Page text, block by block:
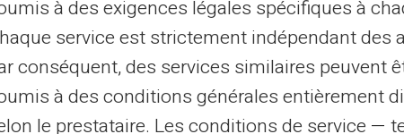
Fonctionnalités de Sécurité Clés
-
Sandboxing efficace, mises à jour
automatiques, détection anti-phishing et
anti-malware en temps réel.
à des exigences légales spécifiques à
service est strictement indépendant des
conséquent, des services similaires peuvent
à des conditions générales entièrement
le prestataire. Les conditions de service —